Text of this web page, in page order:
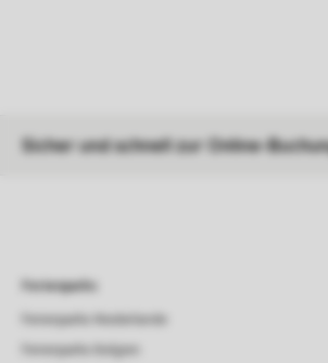
Sicher und schnell zur Online-
Ferienparks